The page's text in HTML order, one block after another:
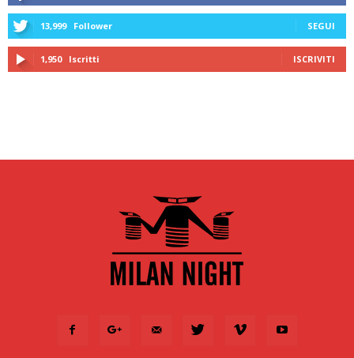
13,999 Follower SEGUI
1,950 Iscritti ISCRIVITI